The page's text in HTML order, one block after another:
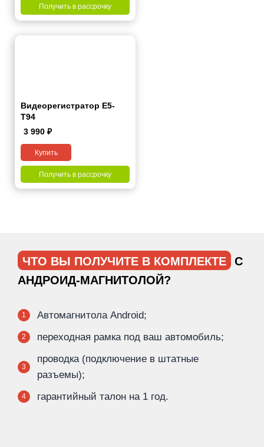
Получить в рассрочку
Видеорегистратор Е5-
Т94
3 990 ₽
Купить
Получить в рассрочку
ЧТО ВЫ ПОЛУЧИТЕ В КОМПЛЕКТЕ
С
АНДРОИД-МАГНИТОЛОЙ?
1 Автомагнитола Android;
2 переходная рамка под ваш автомобиль;
3
проводка (подключение в штатные
разъемы);
4 гарантийный талон на 1 год.